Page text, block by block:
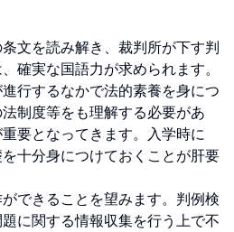
文を読み解き、裁判所が下す判
確実な国語力が求められます。
行するなかで法的素養を身につ
制度等をも理解する必要があ
要となってきます。入学時に
十分身につけておくことが肝要
できることを望みます。判例検
に関する情報収集を行う上で不